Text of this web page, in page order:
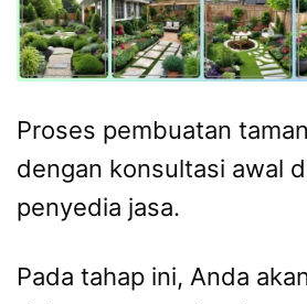
Proses pembuatan
dengan konsultasi awal
penyedia jasa.
Pada tahap ini, Anda